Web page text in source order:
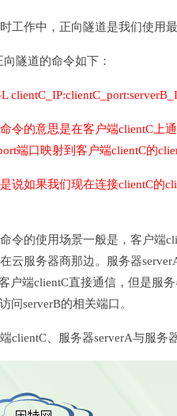
工作中，正向隧道是我们使用
向隧道的命令如下：
命令的意思是在客户端clientC上
端口映射到客户端clientC的
说如果我们现在连接clientC的
命令的使用场景一般是，客户端
云服务器商那边。服务器
户端clientC直接通信，但是服
问serverB的相关端口。
clientC、服务器serverA与服务